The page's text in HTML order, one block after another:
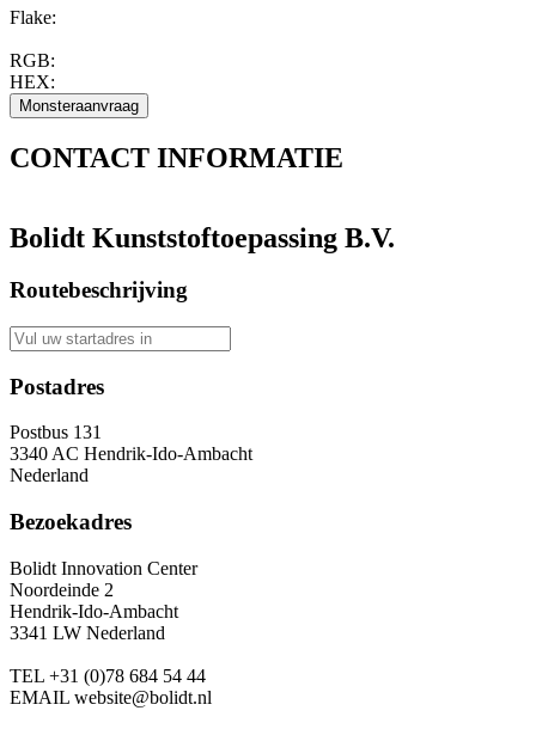
Flake:
RGB:
HEX:
CONTACT INFORMATIE
Bolidt Kunststoftoepassing B.V.
Routebeschrijving
Postadres
Postbus 131
3340 AC Hendrik-Ido-Ambacht
Nederland
Bezoekadres
Bolidt Innovation Center
Noordeinde 2
Hendrik-Ido-Ambacht
3341 LW Nederland
TEL +31 (0)78 684 54 44
EMAIL website@bolidt.nl